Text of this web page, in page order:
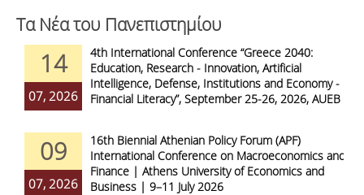
Τα Νέα του Πανεπιστημίου
14
07, 2026
4th International Conference “Greece 2040:
Education, Research - Innovation, Artificial
Intelligence, Defense, Institutions and Economy -
Financial Literacy”, September 25-26, 2026, AUEB
09
07, 2026
16th Biennial Athenian Policy Forum (APF)
International Conference on Macroeconomics and
Finance | Athens University of Economics and
Business | 9–11 July 2026